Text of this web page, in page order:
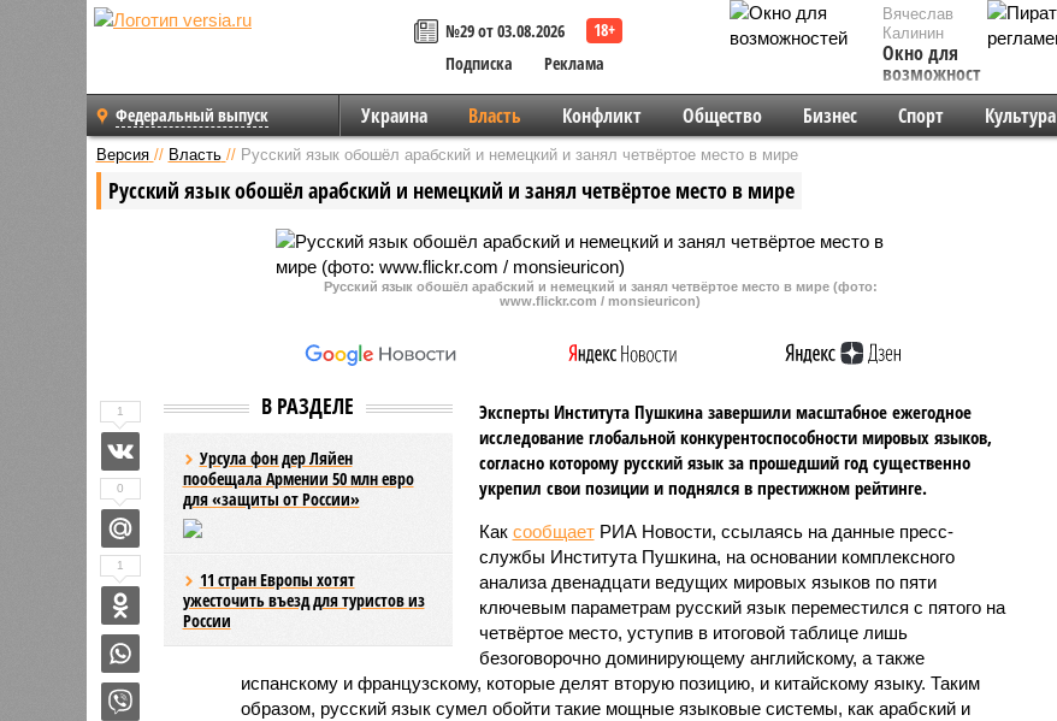
№29 от 03.08.2026
Подписка
Реклама
Вячеслав
Калинин
Окно для
возможностей
Федеральный выпуск Украина Власть Конфликт Общество Бизнес Спорт Культура
Версия // Власть // Русский язык обошёл арабский и немецкий и занял четвёртое место в мире
Русский язык обошёл арабский и немецкий и занял четвёртое место в мире
Русский язык обошёл арабский и немецкий и занял четвёртое место в мире (фото:
www.flickr.com / monsieuricon)
В РАЗДЕЛЕ
Урсула фон дер Ляйен
пообещала Армении 50 млн евро
для «защиты от России»
11 стран Европы хотят
ужесточить въезд для туристов из
России
Эксперты Института Пушкина завершили масштабное ежегодное
исследование глобальной конкурентоспособности мировых языков,
согласно которому русский язык за прошедший год существенно
укрепил свои позиции и поднялся в престижном рейтинге.
Как сообщаетРИА Новости, ссылаясь на данные пресс-
службы Института Пушкина, на основании комплексного
анализа двенадцати ведущих мировых языков по пяти
ключевым параметрам русский язык переместился с пятого на
четвёртое место, уступив в итоговой таблице лишь
безоговорочно доминирующему английскому, а также
испанскому и французскому, которые делят вторую позицию, и китайскому языку. Таким
образом, русский язык сумел обойти такие мощные языковые системы, как арабский и
1
0
1